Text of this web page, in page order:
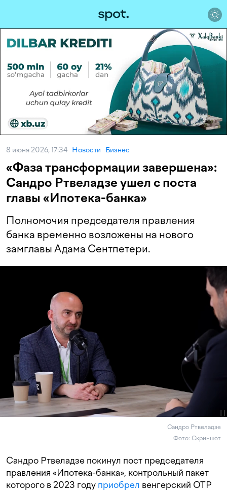
8 июня 2026, 17:34 Новости Бизнес
«Фаза трансформации завершена»:
Сандро Ртвеладзе ушел с поста
главы «Ипотека-банка»
Полномочия председателя правления
банка временно возложены на нового
замглавы Адама Сентпетери.
Сандро Ртвеладзе
Фото: Скриншот
Сандро Ртвеладзе покинул пост председателя
правления «Ипотека-банка», контрольный пакет
которого в 2023 году приобрел венгерский OTP